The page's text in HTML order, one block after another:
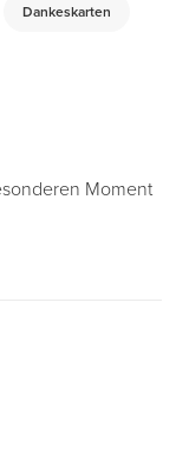
Dankeskarten
Moment